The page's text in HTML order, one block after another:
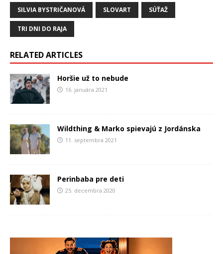
SILVIA BYSTRIČANOVÁ SLOVART SÚŤAŽ
TRI DNI DO RAJA
RELATED ARTICLES
Horšie už to nebude
16. januára 2021
Wildthing & Marko spievajú z Jordánska
11. septembra 2021
Perinbaba pre deti
25. decembra 2020